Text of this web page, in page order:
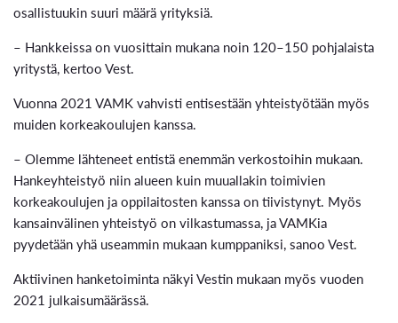
osallistuukin suuri määrä yrityksiä.
– Hankkeissa on vuosittain mukana noin 120–150 pohjalaista
yritystä, kertoo Vest.
Vuonna 2021 VAMK vahvisti entisestään yhteistyötään myös
muiden korkeakoulujen kanssa.
– Olemme lähteneet entistä enemmän verkostoihin mukaan.
Hankeyhteistyö niin alueen kuin muuallakin toimivien
korkeakoulujen ja oppilaitosten kanssa on tiivistynyt. Myös
kansainvälinen yhteistyö on vilkastumassa, ja VAMKia
pyydetään yhä useammin mukaan kumppaniksi, sanoo Vest.
Aktiivinen hanketoiminta näkyi Vestin mukaan myös vuoden
2021 julkaisumäärässä.